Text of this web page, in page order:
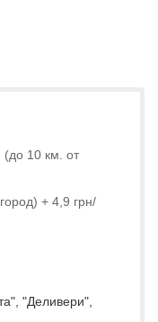
(до 10 км. от
+ 4,9 грн/
"Деливери",